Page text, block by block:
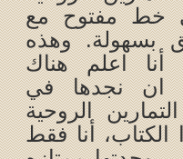
خط مفتوح مع
بسهولة. وهذه
أنا اعلم هناك
ان نجدها في
الروحية
الكتاب، أنا فقط